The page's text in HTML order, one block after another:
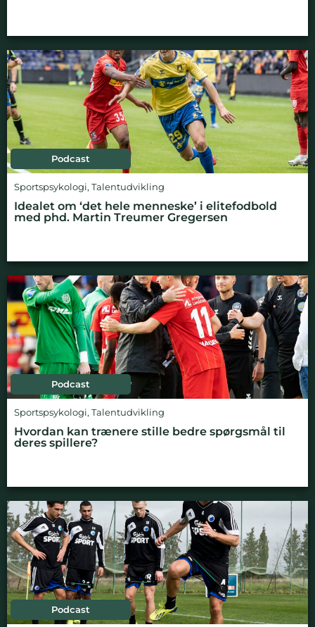
Podcast
Sportspsykologi, Talentudvikling
Idealet om ‘det hele menneske’ i elitefodbold
med phd. Martin Treumer Gregersen
Podcast
Sportspsykologi, Talentudvikling
Hvordan kan trænere stille bedre spørgsmål til
deres spillere?
Podcast